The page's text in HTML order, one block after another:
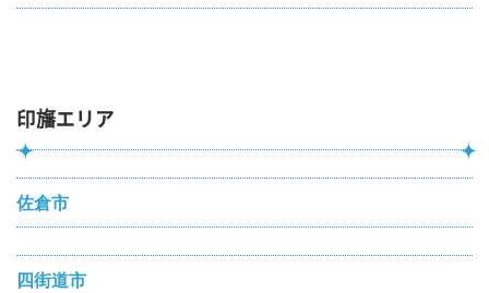
印旛エリア
佐倉市
四街道市